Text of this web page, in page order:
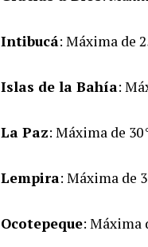
Intibucá: Máxima de
Islas de la Bahía:
La Paz: Máxima de 30
Lempira: Máxima de
Ocotepeque: Máxima